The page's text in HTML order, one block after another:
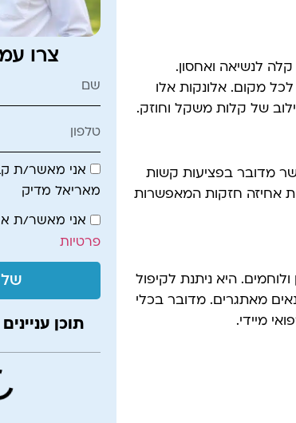
לנשיאה ואחסון.
מקום. אלונקות אלו
של קלות משקל וחוזק.
מדובר בפציעות קשות
אחיזה חזקות המאפשרות
היא ניתנת לקיפול
מאתגרים. מדובר בכלי
מיידי.
צרו
אני מאשר/ת
מאריאל מדיק
אני מאשר/ת
פרטיות
תוכן עניינים